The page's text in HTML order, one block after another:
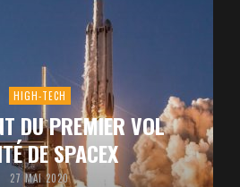
HIGH-TECH
DU PREMIER VOL
DE SPACEX
27 MAI 2020